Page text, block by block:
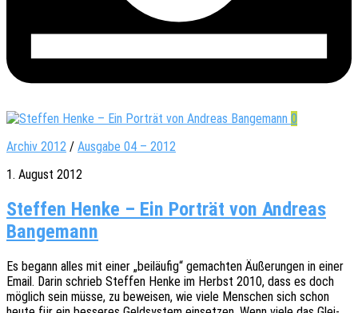
0
Archiv 2012 / Ausgabe 04 – 2012
1. August 2012
Steffen Henke – Ein Porträt von Andreas
Bangemann
Es begann alles mit einer „beiläu­fig“ gemach­ten Äuße­run­gen in einer
Email. Darin schrieb Stef­fen Henke im Herbst 2010, dass es doch
möglich sein müsse, zu bewei­sen, wie viele Menschen sich schon